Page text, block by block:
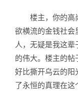
楼主，你的高尚
欲横流的金钱社会
人，无疑是我这
的伟大。楼主的帖
好比撕开乌云的阳
了永恒的真理在